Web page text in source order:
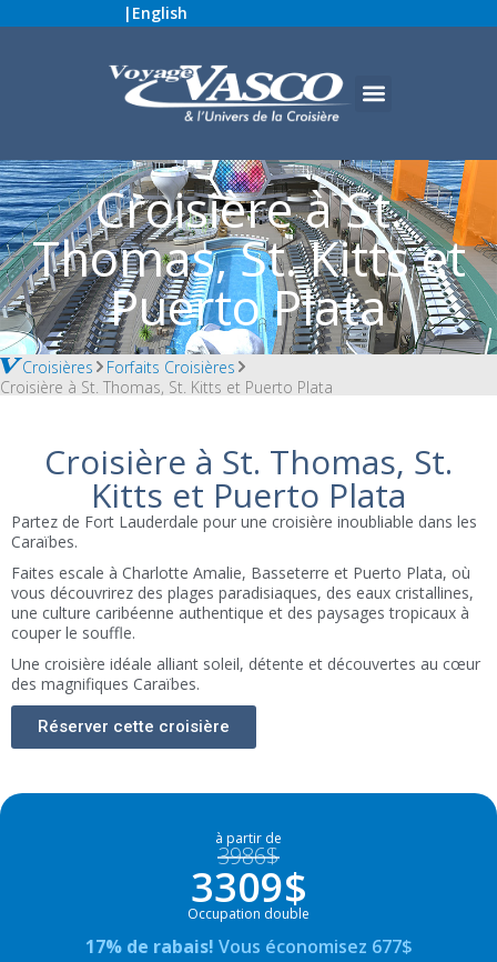
| English
Croisière à St.
Thomas, St. Kitts et
Puerto Plata
Croisières
Forfaits Croisières
Croisière à St. Thomas, St. Kitts et Puerto Plata
Croisière à St. Thomas, St.
Kitts et Puerto Plata
Partez de Fort Lauderdale pour une croisière inoubliable dans les
Caraïbes.
Faites escale à Charlotte Amalie, Basseterre et Puerto Plata, où
vous découvrirez des plages paradisiaques, des eaux cristallines,
une culture caribéenne authentique et des paysages tropicaux à
couper le souffle.
Une croisière idéale alliant soleil, détente et découvertes au cœur
des magnifiques Caraïbes.
Réserver cette croisière
à partir de
3986$
3309$
Occupation double
17% de rabais! Vous économisez 677$